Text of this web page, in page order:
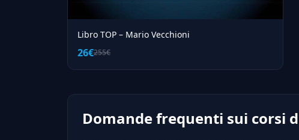
Libro TOP – Mario Vecchioni
26€255€
Domande frequenti sui corsi